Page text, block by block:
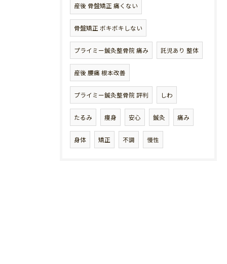
産後 骨盤矯正 痛くない
骨盤矯正 ボキボキしない
プライミー鍼灸整骨院 痛み 託児あり 整体
産後 腰痛 根本改善
プライミー鍼灸整骨院 評判 しわ
たるみ 痩身 安心 鍼灸 痛み
身体 矯正 不調 慢性